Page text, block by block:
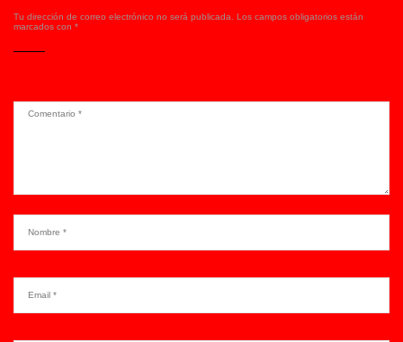
Tu dirección de correo electrónico no será publicada.
Los campos obligatorios están
marcados con *